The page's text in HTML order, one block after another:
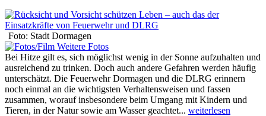
Foto: Stadt Dormagen
Weitere Fotos
Bei Hitze gilt es, sich möglichst wenig in der Sonne aufzuhalten und
ausreichend zu trinken. Doch auch andere Gefahren werden häufig
unterschätzt. Die Feuerwehr Dormagen und die DLRG erinnern
noch einmal an die wichtigsten Verhaltensweisen und fassen
zusammen, worauf insbesondere beim Umgang mit Kindern und
Tieren, in der Natur sowie am Wasser geachtet... weiterlesen